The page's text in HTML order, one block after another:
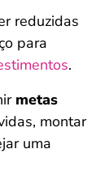
reduzidas
para
.
metas
montar
uma